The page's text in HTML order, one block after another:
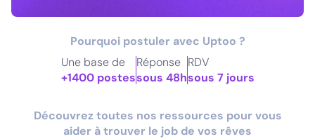
Pourquoi postuler avec Uptoo ?
Une base de
+1400 postes
Réponse
sous 48h
RDV
sous 7 jours
Découvrez toutes nos ressources pour vous
aider à trouver le job de vos rêves